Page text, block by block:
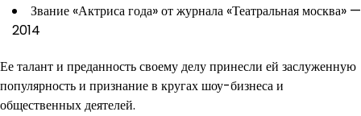
Звание «Актриса года» от журнала «Театральная москва» —
2014
Ее талант и преданность своему делу принесли ей заслуженную
популярность и признание в кругах шоу-бизнеса и
общественных деятелей.